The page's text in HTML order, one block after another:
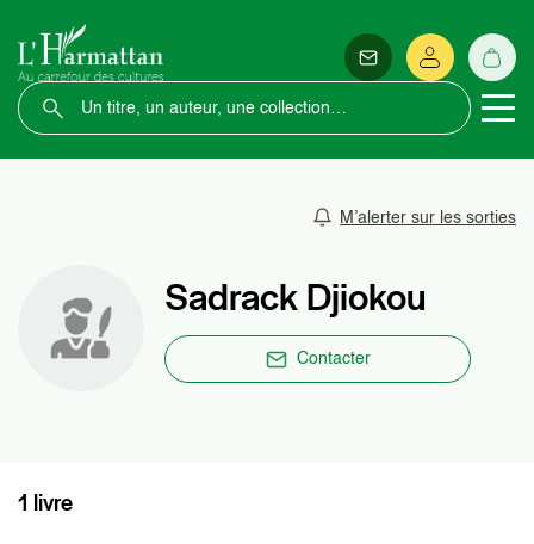
M’alerter sur les sorties
Sadrack Djiokou
Contacter
1 livre